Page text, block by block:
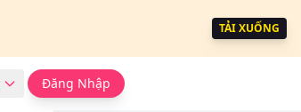
TẢI XUỐNG
Đăng Nhập